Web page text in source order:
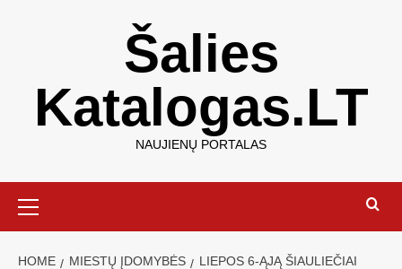
Šalies
Katalogas.LT
NAUJIENŲ PORTALAS
HOME MIESTŲ ĮDOMYBĖS
LIEPOS 6-ĄJĄ ŠIAULIEČIAI